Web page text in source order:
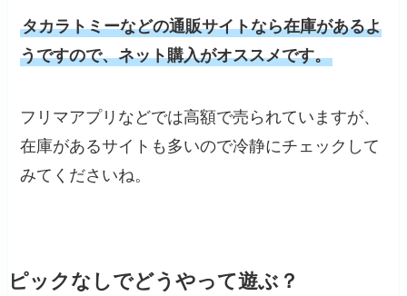
タカラトミーなどの通販サイトなら在庫があるよ
うですので、ネット購入がオススメです。
フリマアプリなどでは高額で売られていますが、
在庫があるサイトも多いので冷静にチェックして
みてくださいね。
ピックなしでどうやって遊ぶ？